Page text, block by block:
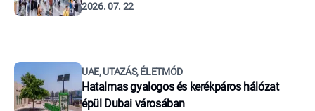
2026. 07. 22
UAE, UTAZÁS, ÉLETMÓD
Hatalmas gyalogos és kerékpáros hálózat
épül Dubai városában